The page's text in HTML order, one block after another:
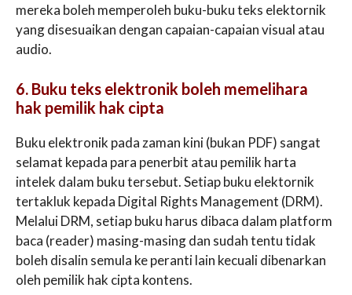
mereka boleh memperoleh buku-buku teks elektornik
yang disesuaikan dengan capaian-capaian visual atau
audio.
6. Buku teks elektronik boleh memelihara
hak pemilik hak cipta
Buku elektronik pada zaman kini (bukan PDF) sangat
selamat kepada para penerbit atau pemilik harta
intelek dalam buku tersebut. Setiap buku elektornik
tertakluk kepada Digital Rights Management (DRM).
Melalui DRM, setiap buku harus dibaca dalam platform
baca (reader) masing-masing dan sudah tentu tidak
boleh disalin semula ke peranti lain kecuali dibenarkan
oleh pemilik hak cipta kontens.